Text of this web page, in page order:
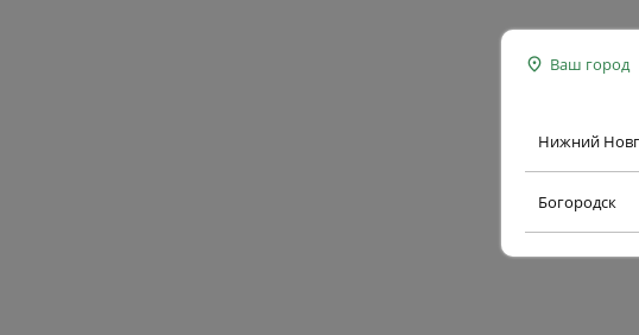
Ваш город
Нижний
Богородск